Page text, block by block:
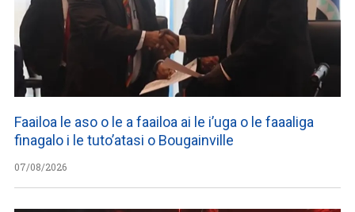
Faailoa le aso o le a faailoa ai le i’uga o le faaaliga
finagalo i le tuto’atasi o Bougainville
07/08/2026